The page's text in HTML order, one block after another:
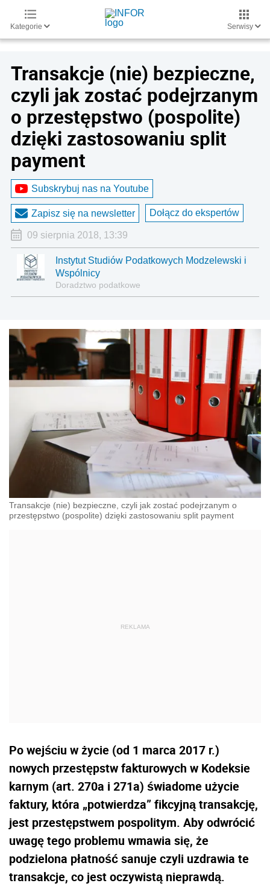
Kategorie Serwisy
Transakcje (nie) bezpieczne,
czyli jak zostać podejrzanym
o przestępstwo (pospolite)
dzięki zastosowaniu split
payment
Subskrybuj nas na Youtube
Zapisz się na newsletter Dołącz do ekspertów
09 sierpnia 2018, 13:39
Instytut Studiów Podatkowych Modzelewski i
Wspólnicy
Doradztwo podatkowe
Transakcje (nie) bezpieczne, czyli jak zostać podejrzanym o
przestępstwo (pospolite) dzięki zastosowaniu split payment
Po wejściu w życie (od 1 marca 2017 r.)
nowych przestępstw fakturowych w Kodeksie
karnym (art. 270a i 271a) świadome użycie
faktury, która „potwierdza” fikcyjną transakcję,
jest przestępstwem pospolitym. Aby odwrócić
uwagę tego problemu wmawia się, że
podzielona płatność sanuje czyli uzdrawia te
transakcje, co jest oczywistą nieprawdą.